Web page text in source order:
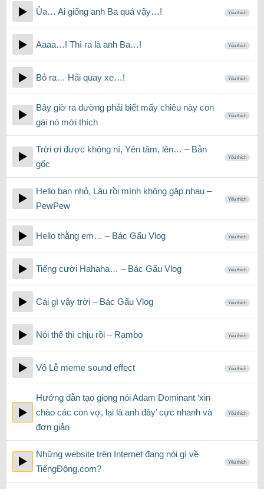
Ủa… Ai giống anh Ba quá vậy…! Yêu thích
Aaaa…! Thì ra là anh Ba…! Yêu thích
Bỏ ra… Hải quay xe…! Yêu thích
Bây giờ ra đường phải biết mấy chiêu này con
gái nó mới thích
Yêu thích
Trời ơi được không ní, Yên tâm, lên… – Bản
gốc
Yêu thích
Hello bạn nhỏ, Lâu rồi mình không gặp nhau –
PewPew
Yêu thích
Hello thằng em… – Bác Gấu Vlog Yêu thích
Tiếng cười Hahaha… – Bác Gấu Vlog Yêu thích
Cái gì vậy trời – Bác Gấu Vlog Yêu thích
Nói thế thì chịu rồi – Rambo Yêu thích
Vô Lễ meme sound effect Yêu thích
Hướng dẫn tạo giọng nói Adam Dominant ‘xin
chào các con vợ, lại là anh đây’ cực nhanh và
đơn giản
Yêu thích
Những website trên Internet đang nói gì về
TiếngĐộng.com?
Yêu thích